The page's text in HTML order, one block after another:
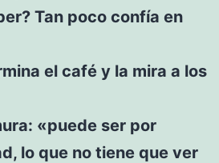
Tan poco confía en
el café y la mira a los
«puede ser por
lo que no tiene que ver